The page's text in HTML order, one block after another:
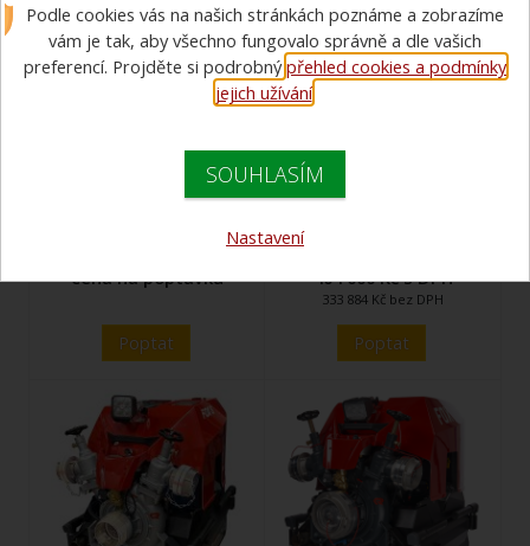
BEAVER KR113
cena na poptávku
Poptat
FOX S BASIC Rosenbauer
404 000 Kč s DPH
333 884 Kč bez DPH
Poptat
Podle cookies vás na našich stránkách poznáme a zobrazíme
vám je tak, aby všechno fungovalo správně a dle vašich
preferencí. Projděte si podrobnýpřehled cookies a podmínky
jejich užívání.
SOUHLASÍM
Nastavení